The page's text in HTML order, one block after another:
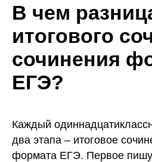
В чем
итогового
сочинения
ЕГЭ?
Каждый
два этапа – итоговое
формата ЕГЭ. Первое